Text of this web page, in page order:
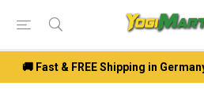
🚚 Fast & FREE Shipping in